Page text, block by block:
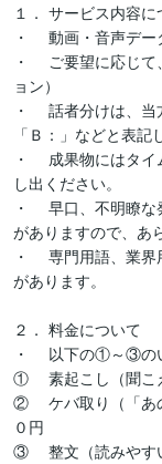
１．	サービス内容について
・	動画・音声データからの文字起こしをします。
・	ご要望に応じて、要旨・サマリーの作成も致します。（オプシ
ョン）
・	話者分けは、当方で判別可能な範囲で「司会：」「Ａ：」
「Ｂ：」などと表記
・	成果物にはタイムコードが入ります。不要な場合は事前にお申
し出ください。
・	早口、不明瞭な発話部分は「●●●●」（時間表示）とする場合
がありますので、あ
・	専門用語、業界用語等は、必ずしも正確な表記にならない場合
があります。
２．	料金について
・	以下の①～③のいずれかで、お見積もりを致します。
①	素起こし（聞こえた音そのまま文字化）・・１分６０円
②	ケバ取り（「あのー」「えーっと」などの除去）・・１分１０
０円
③	整文（読みやすい文章に整える）・・１分２００円